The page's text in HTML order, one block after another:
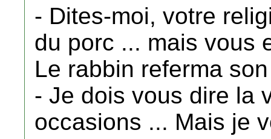
- Dites-moi, votre
du porc ... mais vous
Le rabbin referma
- Je dois vous dire la
occasions ... Mais je